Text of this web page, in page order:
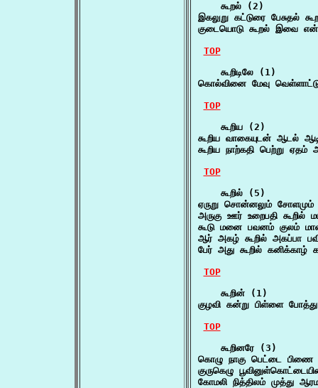
    கூறல் (2)
இகலுறு கட்டுரை
குடையொடு கூறல் இவை
TOP
    கூறிடிலே (1)
கொல்வினை மேவு
TOP
    கூறிய (2)
கூறிய வாகையுடன் ஆடல்
கூறிய நாற்கதி பெற்று
TOP
    கூறில் (5)
ஏருறு சொன்னலும்
அருகு ஊர் உறைபதி
கூடு மனை பவனம் குலம்
ஆர் அகழ் கூறில் அகப்பா
பேர் அது கூறில்
TOP
    கூறின் (1)
குழவி கன்று பிள்ளை
TOP
    கூறினரே (3)
கொழு நாகு பெட்டை
குருகெழு
கோமலி நித்திலம் முத்து